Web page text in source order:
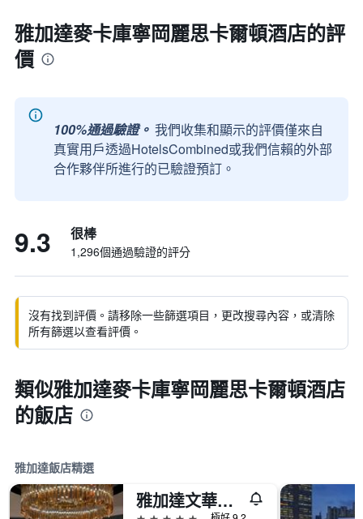
雅加達麥卡庫寧岡麗思卡爾頓酒店的評
價
100%通過驗證。 我們收集和顯示的評價僅來自
真實用戶透過HotelsCombined或我們信賴的外部
合作夥伴所進行的已驗證預訂。
9.3 很棒
1,296個通過驗證的評分
沒有找到評價。請移除一些篩選項目，更改搜尋內容，或清除
所有篩選以查看評價。
類似雅加達麥卡庫寧岡麗思卡爾頓酒店
的飯店
雅加達飯店精選
雅加達文華東方酒店 - 雅加達